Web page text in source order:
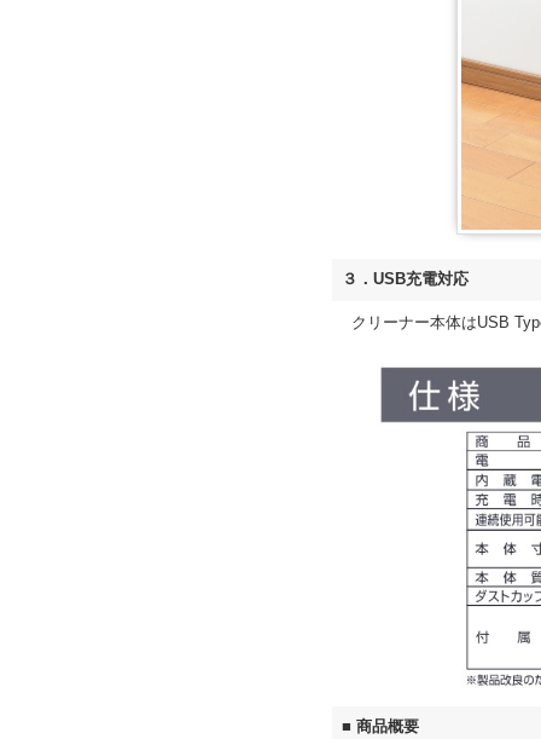
３．USB充電対応
クリーナー本体はUSB
■ 商品概要